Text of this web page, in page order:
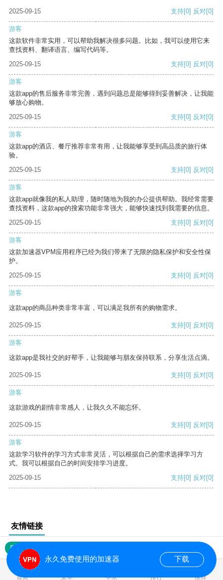
2025-09-15 支持[0] 反对[0]
游客
这款软件非常实用，可以帮助我解决很多问题。比如，我可以使用它来
查找资料、翻译语言、编写代码等。
2025-09-15
支持[0] 反对[0]
游客
这款app的售后服务非常完善，遇到问题总是能够得到妥善解决，让我能
够放心购物。
2025-09-15
支持[0] 反对[0]
游客
这款app的酒店、餐厅推荐非常有用，让我能够享受到高品质的旅行体
验。
2025-09-15
支持[0] 反对[0]
游客
这款app就像我的私人助理，随时随地为我的办公提供帮助。我经常需要
查找资料，这款app的搜索功能非常强大，能够快速找到我需要的信息。
2025-09-15
支持[0] 反对[0]
游客
这款加速器VPM应用程序已经为我们带来了无限的隐私保护和安全性保
护。
2025-09-15
支持[0] 反对[0]
游客
这款app的商品种类非常丰富，可以满足我所有的购物需求。
2025-09-15 支持[0] 反对[0]
游客
这款app是我社交的好帮手，让我能够与朋友保持联系，分享生活点滴。
2025-09-15 支持[0] 反对[0]
游客
这款游戏的剧情非常感人，让我久久不能忘怀。
2025-09-15 支持[0] 反对[0]
游客
这款学习软件的学习方式非常灵活，可以根据自己的需求选择学习方
式。我可以根据自己的时间安排学习进度。
2025-09-15
支持[0] 反对[0]
友情链接
网站地图
首页 安卓 苹果 排行 推荐
永久免费使用的加速器 下载
0.017320s